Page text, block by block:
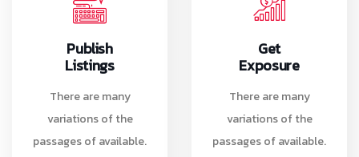
Publish
Listings
There are many
variations of the
passages of available.
Get
Exposure
There are many
variations of the
passages of available.